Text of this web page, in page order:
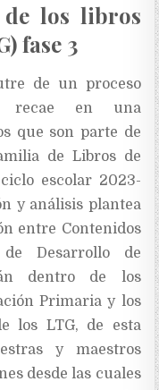
de los libros
fase 3
de un proceso
recae en una
que son parte de
de Libros de
escolar 2023-
y análisis plantea
entre Contenidos
de Desarrollo de
dentro de los
Primaria y los
los LTG, de esta
y maestros
desde las cuales